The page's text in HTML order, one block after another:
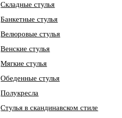
Складные стулья
Банкетные стулья
Велюровые стулья
Венские стулья
Мягкие стулья
Обеденные стулья
Полукресла
Стулья в скандинавском стиле